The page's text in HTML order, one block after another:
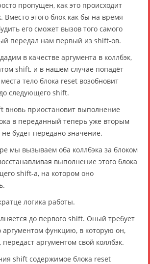
пропущен, как это происходит
Вместо этого блок как бы на время
его сможет вызов того самого
передал нам первый из shift-ов.
в качестве аргумента в коллбэк,
shift, и в нашем случае попадёт
тело блока reset возобновит
следующего shift.
приостановит выполнение
в переданный теперь уже вторым
будет передано значение.
мы вызываем оба коллбэка за блоком
выполнение этого блока
shift-а, на котором оно
логика работы.
до первого shift. Оный требует
аргументом функцию, в которую он,
аргументом свой коллбэк.
shift содержимое блока reset